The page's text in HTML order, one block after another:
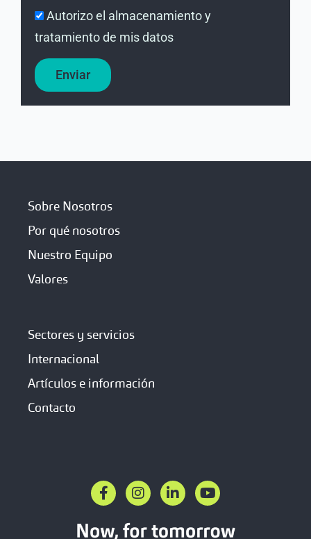
Autorizo el almacenamiento y
tratamiento de mis datos
Enviar
Sobre Nosotros
Por qué nosotros
Nuestro Equipo
Valores
Sectores y servicios
Internacional
Artículos e información
Contacto
a
c
e
o
n
s
t
g
i
n
k
d
o
u
t
b